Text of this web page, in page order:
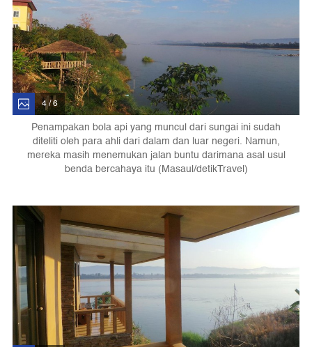
4 / 6
Penampakan bola api yang muncul dari sungai ini sudah
diteliti oleh para ahli dari dalam dan luar negeri. Namun,
mereka masih menemukan jalan buntu darimana asal usul
benda bercahaya itu (Masaul/detikTravel)